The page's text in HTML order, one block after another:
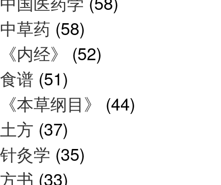
中草药 (58)
《内经》 (52)
食谱 (51)
《本草纲目》 (44)
土方 (37)
针灸学 (35)
方书 (33)